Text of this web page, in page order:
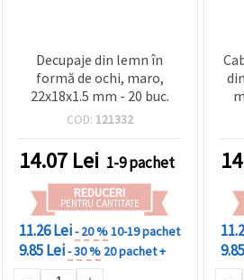
Decupaje din lemn în
formă de ochi, maro,
22x18x1.5 mm - 20 buc.
COD: 121332
14.07 Lei 1-9 pachet
REDUCERI
PENTRU CANTITATE
11.26 Lei- 20 %10-19 pachet
9.85 Lei- 30 % 20 pachet +